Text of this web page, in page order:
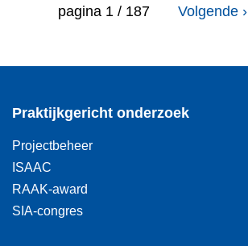
Paginering
pagina 1 / 187
Volgende
Volgende ›
Praktijkgericht onderzoek
Projectbeheer
ISAAC
RAAK-award
SIA-congres